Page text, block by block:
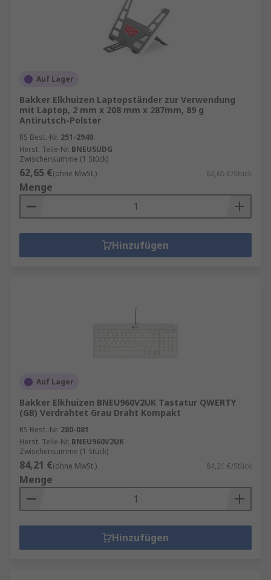
Auf Lager
Bakker Elkhuizen Laptopständer zur Verwendung
mit Laptop, 2 mm x 208 mm x 287mm, 89 g
Antirutsch-Polster
RS Best.-Nr. 251-2940
Herst. Teile-Nr. BNEUSUDG
Zwischensumme (1 Stück)
62,65 €(ohne MwSt.) 62,65 €/Stück
Menge
Hinzufügen
Auf Lager
Bakker Elkhuizen BNEU960V2UK Tastatur QWERTY
(GB) Verdrahtet Grau Draht Kompakt
RS Best.-Nr. 280-081
Herst. Teile-Nr. BNEU960V2UK
Zwischensumme (1 Stück)
84,21 €(ohne MwSt.) 84,21 €/Stück
Menge
Hinzufügen